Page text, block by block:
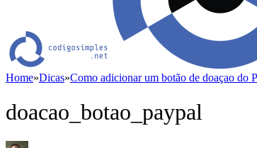
Home»Dicas»Como adicionar um botão de doaçao do
doacao_botao_paypal